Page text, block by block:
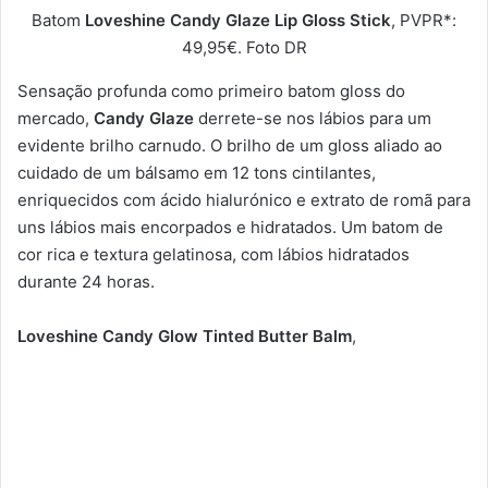
Batom Loveshine Candy Glaze Lip Gloss Stick, PVPR*:
49,95€. Foto DR
Sensação profunda como primeiro batom gloss do
mercado, Candy Glaze derrete-se nos lábios para um
evidente brilho carnudo. O brilho de um gloss aliado ao
cuidado de um bálsamo em 12 tons cintilantes,
enriquecidos com ácido hialurónico e extrato de romã para
uns lábios mais encorpados e hidratados. Um batom de
cor rica e textura gelatinosa, com lábios hidratados
durante 24 horas.
Loveshine Candy Glow Tinted Butter Balm,